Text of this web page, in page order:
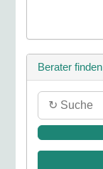
Berater finden